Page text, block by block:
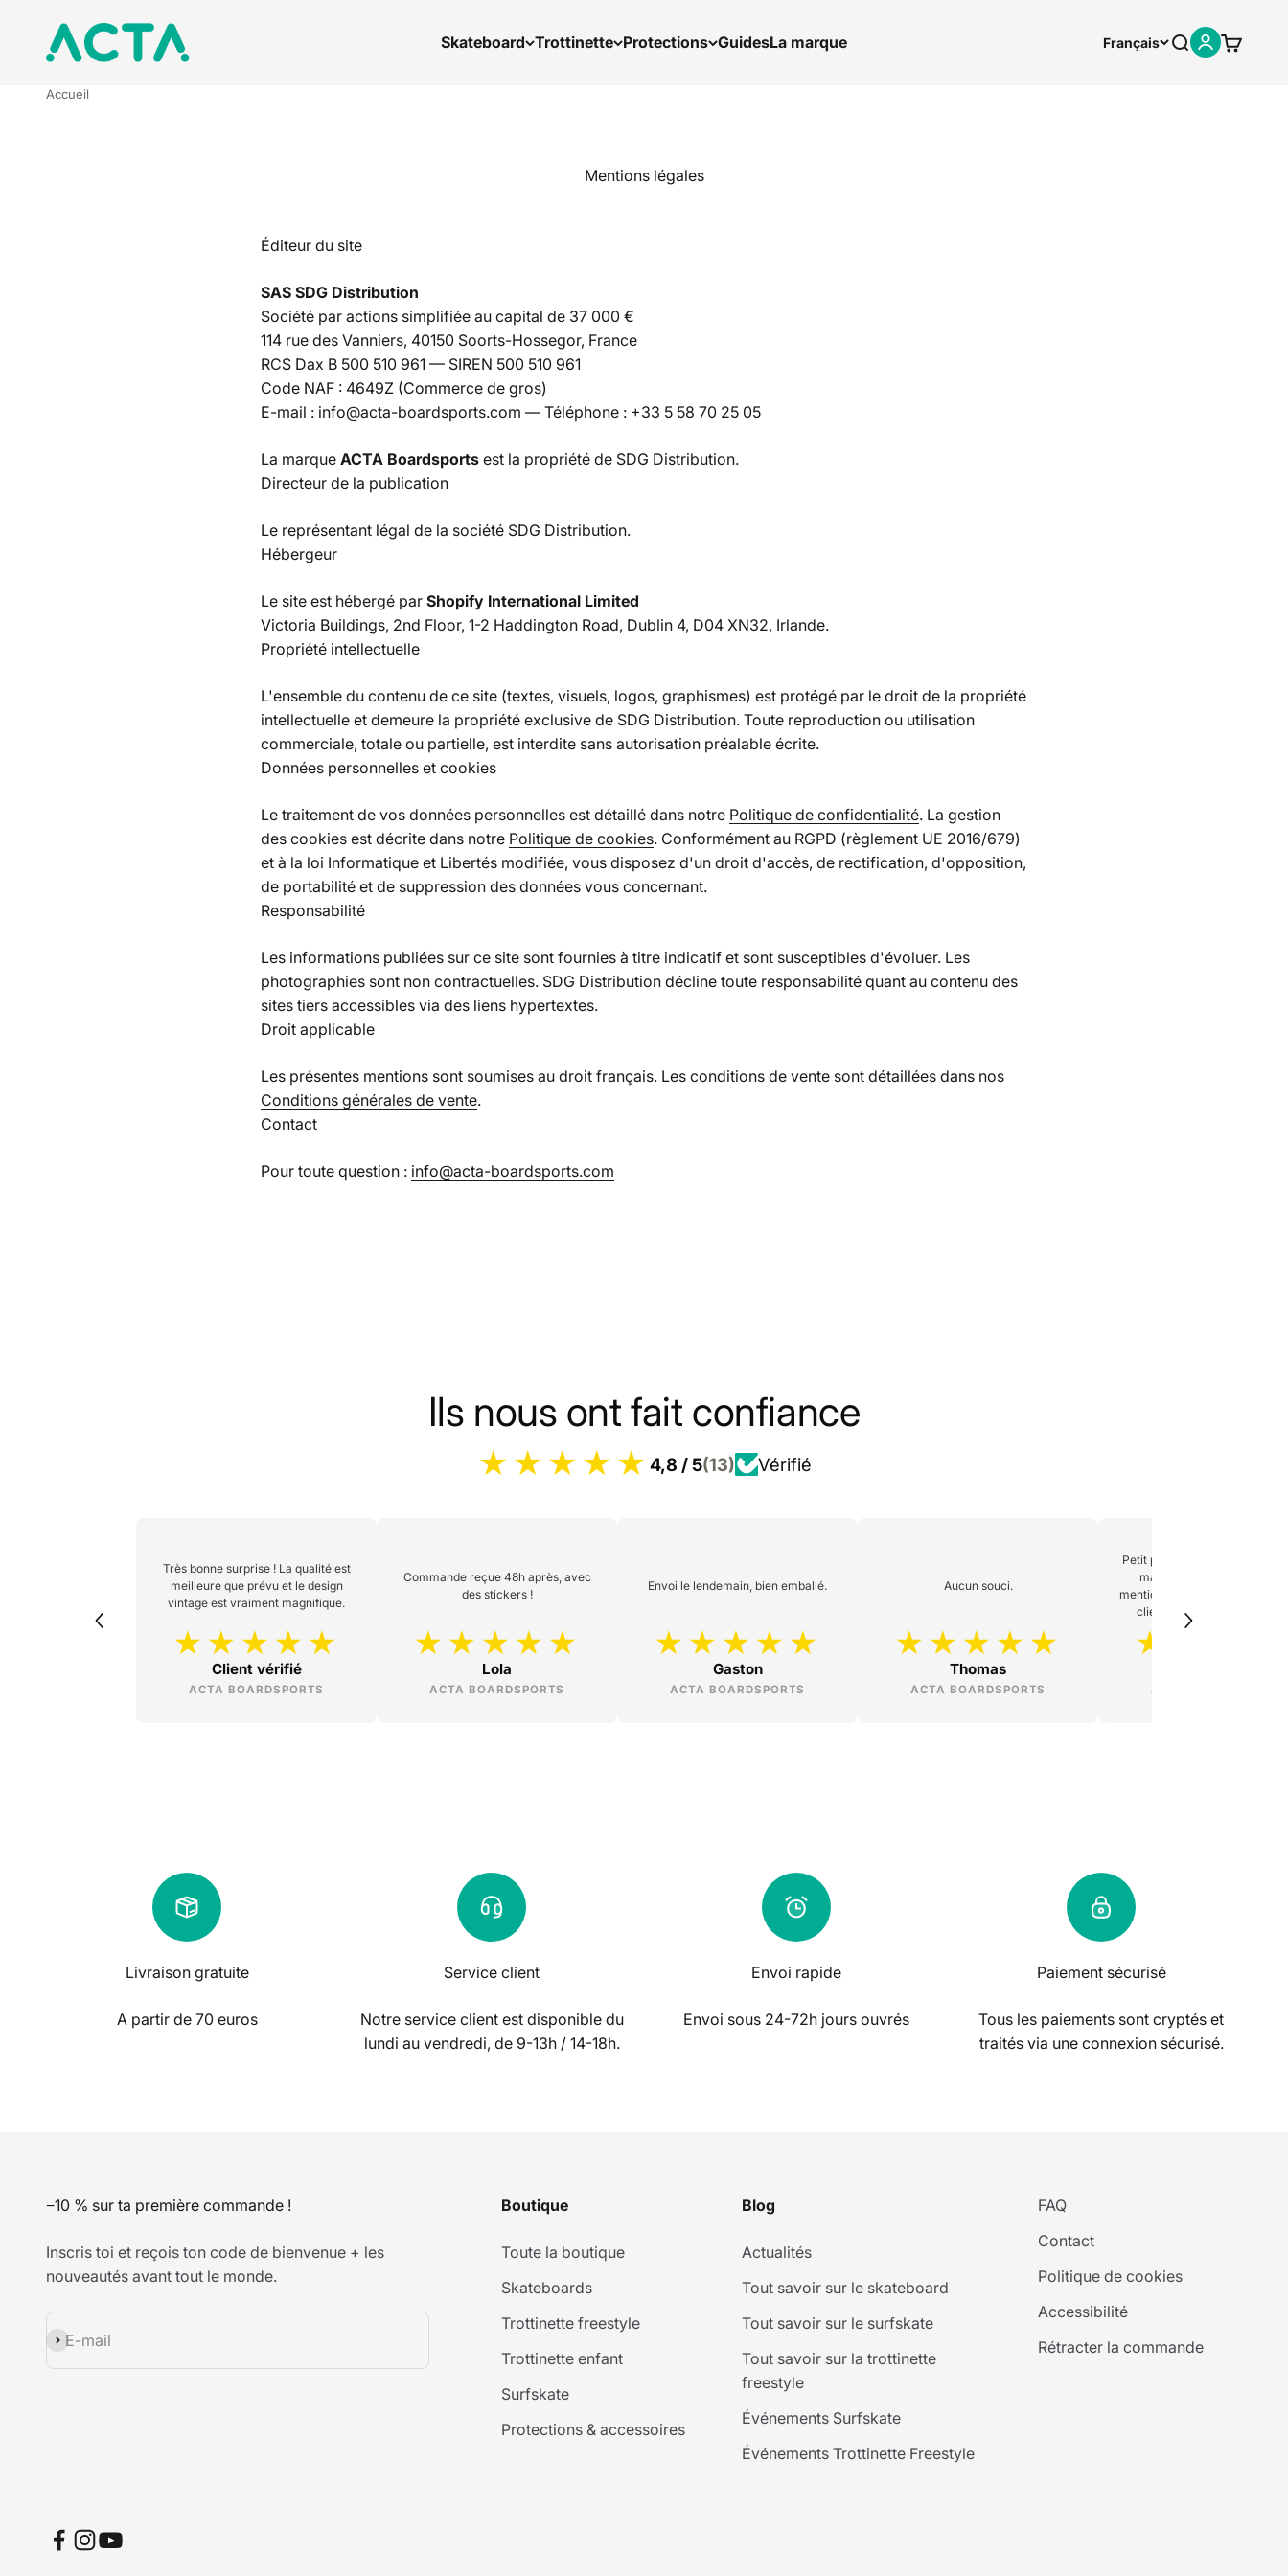
Skateboard Trottinette Protections GuidesLa marque
ACTA BOARDSPORTS Français Recherche
Connexion
Panier
Accueil
Mentions légales
Éditeur du site
SAS SDG Distribution
Société par actions simplifiée au capital de 37 000 €
114 rue des Vanniers, 40150 Soorts-Hossegor, France
RCS Dax B 500 510 961 — SIREN 500 510 961
Code NAF : 4649Z (Commerce de gros)
E-mail : info@acta-boardsports.com — Téléphone : +33 5 58 70 25 05
La marque ACTA Boardsports est la propriété de SDG Distribution.
Directeur de la publication
Le représentant légal de la société SDG Distribution.
Hébergeur
Le site est hébergé par Shopify International Limited
Victoria Buildings, 2nd Floor, 1-2 Haddington Road, Dublin 4, D04 XN32, Irlande.
Propriété intellectuelle
L'ensemble du contenu de ce site (textes, visuels, logos, graphismes) est protégé par le droit de la propriété
intellectuelle et demeure la propriété exclusive de SDG Distribution. Toute reproduction ou utilisation
commerciale, totale ou partielle, est interdite sans autorisation préalable écrite.
Données personnelles et cookies
Le traitement de vos données personnelles est détaillé dans notre Politique de confidentialité. La gestion
des cookies est décrite dans notre Politique de cookies. Conformément au RGPD (règlement UE 2016/679)
et à la loi Informatique et Libertés modifiée, vous disposez d'un droit d'accès, de rectification, d'opposition,
de portabilité et de suppression des données vous concernant.
Responsabilité
Les informations publiées sur ce site sont fournies à titre indicatif et sont susceptibles d'évoluer. Les
photographies sont non contractuelles. SDG Distribution décline toute responsabilité quant au contenu des
sites tiers accessibles via des liens hypertextes.
Droit applicable
Les présentes mentions sont soumises au droit français. Les conditions de vente sont détaillées dans nos
Conditions générales de vente.
Contact
Pour toute question : info@acta-boardsports.com
Ils nous ont fait confiance
4,8 / 5(13) Vérifié
Très bonne surprise ! La qualité est
meilleure que prévu et le design
vintage est vraiment magnifique.
Client vérifié
ACTA BOARDSPORTS
Commande reçue 48h après, avec
des stickers !
Lola
ACTA BOARDSPORTS
Envoi le lendemain, bien emballé.
Gaston
ACTA BOARDSPORTS
Aucun souci.
Thomas
ACTA BOARDSPORTS
Petit problème avec le
mais ACTA a assuré
mention spéciale à Julien du
client, merci pour les
ACTA BOARDSPORTS
Livraison gratuite
A partir de 70 euros
Service client
Notre service client est disponible du
lundi au vendredi, de 9-13h / 14-18h.
Envoi rapide
Envoi sous 24-72h jours ouvrés
Paiement sécurisé
Tous les paiements sont cryptés et
traités via une connexion sécurisé.
−10 % sur ta première commande !
Inscris toi et reçois ton code de bienvenue + les
nouveautés avant tout le monde.
E-mail
S'inscrire
Boutique
Toute la boutique
Skateboards
Trottinette freestyle
Trottinette enfant
Surfskate
Protections & accessoires
Blog
Actualités
Tout savoir sur le skateboard
Tout savoir sur le surfskate
Tout savoir sur la trottinette
freestyle
Événements Surfskate
Événements Trottinette Freestyle
FAQ
Contact
Politique de cookies
Accessibilité
Rétracter la commande